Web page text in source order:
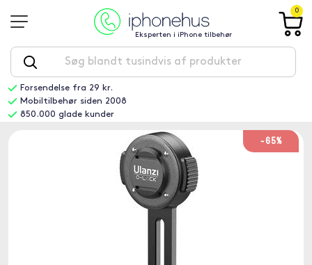
Eksperten i iPhone tilbehør
0
Forsendelse fra 29 kr.
Mobiltilbehør siden 2008
850.000 glade kunder
-65%